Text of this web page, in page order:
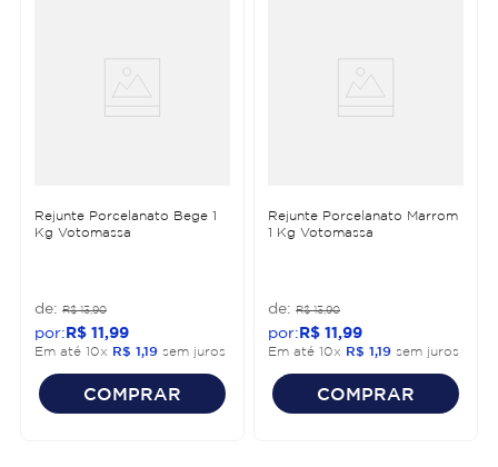
Rejunte Porcelanato Bege 1
Kg Votomassa
R$ 13,90
R$ 11 99
Em até 10x R$ 1 19 sem juros
COMPRAR
Rejunte Porcelanato Marrom
1 Kg Votomassa
R$ 13,90
R$ 11 99
Em até 10x R$ 1 19 sem juros
COMPRAR